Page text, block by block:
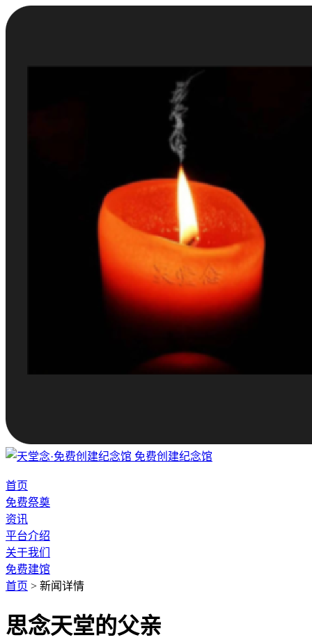
免费创建纪念馆
首页
免费祭奠
资讯
平台介绍
关于我们
免费建馆
首页 > 新闻详情
思念天堂的父亲